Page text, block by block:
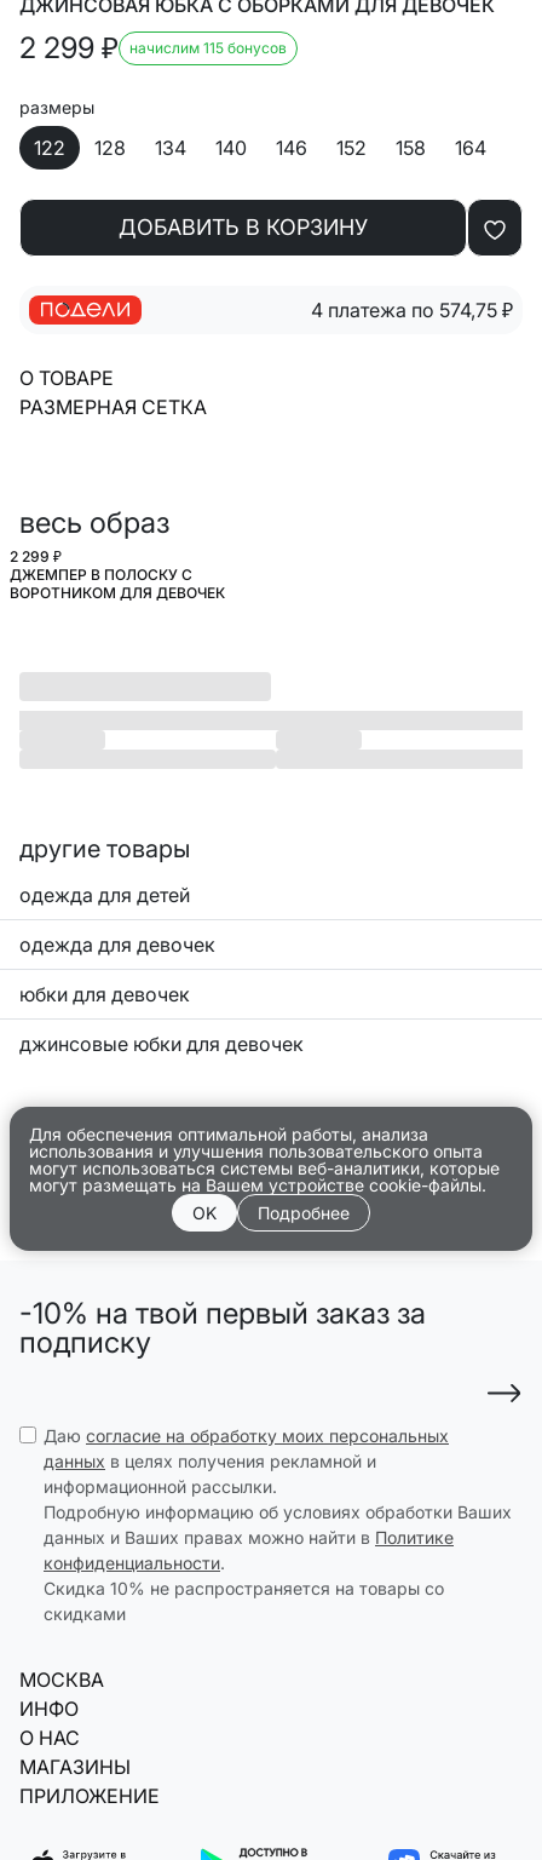
ДЖИНСОВАЯ ЮБКА С ОБОРКАМИ ДЛЯ ДЕВОЧЕК
2 299 ₽ начислим 115 бонусов
размеры
122 128 134 140 146 152 158 164
ДОБАВИТЬ В КОРЗИНУ
4 платежа по 574,75 ₽
О ТОВАРЕ
РАЗМЕРНАЯ СЕТКА
весь образ
2 299 ₽
ДЖЕМПЕР В ПОЛОСКУ С
ВОРОТНИКОМ ДЛЯ ДЕВОЧЕК
другие товары
одежда для детей
одежда для девочек
юбки для девочек
джинсовые юбки для девочек
Для обеспечения оптимальной работы, анализа
использования и улучшения пользовательского опыта
могут использоваться системы веб-аналитики, которые
могут размещать на Вашем устройстве cookie-файлы.
OK
Подробнее
-10% на твой первый заказ за
подписку
Даю согласие на обработку моих персональных
данных в целях получения рекламной и
информационной рассылки.
Подробную информацию об условиях обработки Ваших
данных и Ваших правах можно найти в Политике
конфиденциальности.
Скидка 10% не распространяется на товары со
скидками
МОСКВА
ИНФО
О НАС
МАГАЗИНЫ
ПРИЛОЖЕНИЕ